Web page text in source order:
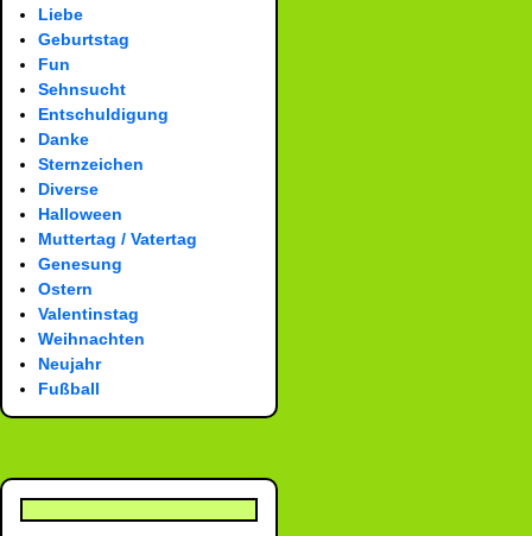
Liebe
Geburtstag
Fun
Sehnsucht
Entschuldigung
Danke
Sternzeichen
Diverse
Halloween
Muttertag / Vatertag
Genesung
Ostern
Valentinstag
Weihnachten
Neujahr
Fußball